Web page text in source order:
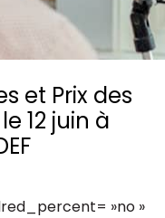
et Prix des
12 juin à
»no »